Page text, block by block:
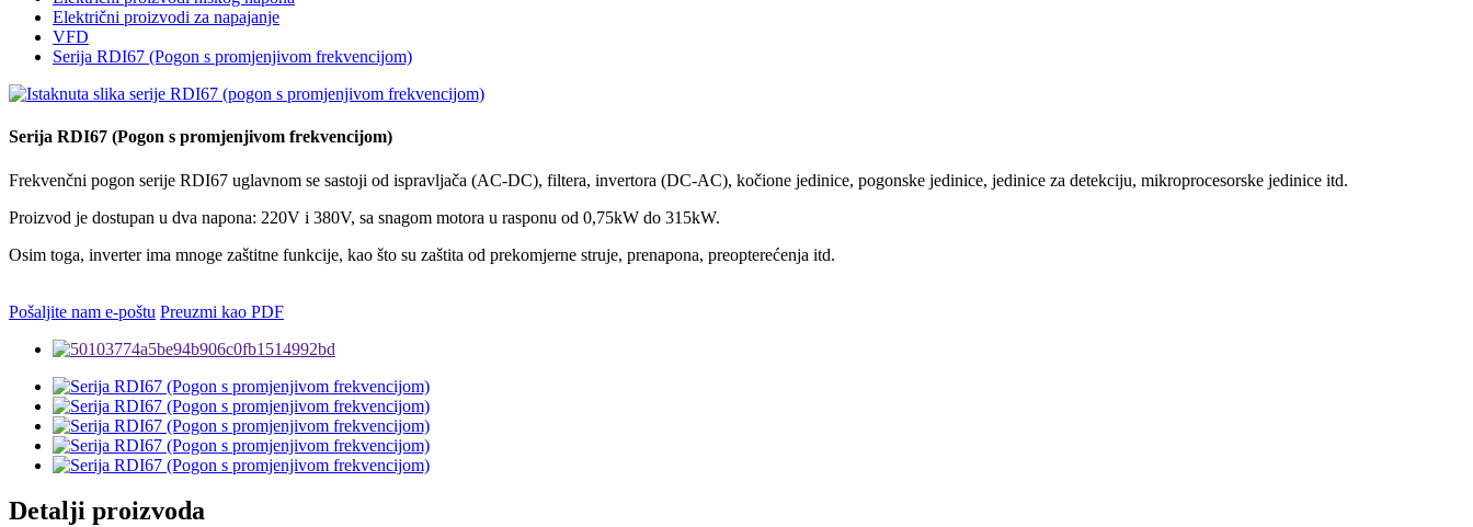
Električni proizvodi za napajanje
VFD
Serija RDI67 (Pogon s promjenjivom frekvencijom)
Serija RDI67 (Pogon s promjenjivom frekvencijom)
Frekvenčni pogon serije RDI67 uglavnom se sastoji od ispravljača (AC-DC), filtera, invertora (DC-AC), kočione jedinice, pogonske jedinice, jedinice za detekciju, mikroprocesorske jedinice itd.
Proizvod je dostupan u dva napona: 220V i 380V, sa snagom motora u rasponu od 0,75kW do 315kW.
Osim toga, inverter ima mnoge zaštitne funkcije, kao što su zaštita od prekomjerne struje, prenapona, preopterećenja itd.
Pošaljite nam e-poštu Preuzmi kao PDF
Detalji proizvoda